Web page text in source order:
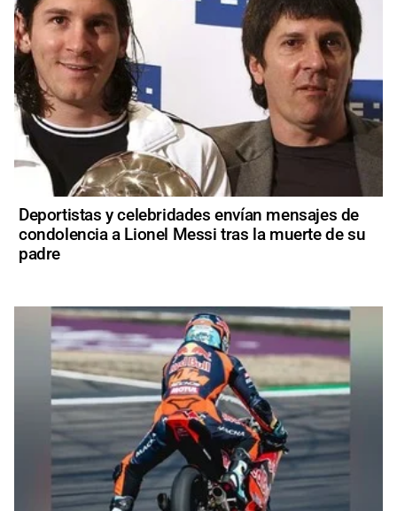
Deportistas y celebridades envían mensajes de
condolencia a Lionel Messi tras la muerte de su
padre